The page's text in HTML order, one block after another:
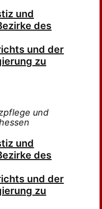
und
des
und der
zu
und
und
des
und der
zu